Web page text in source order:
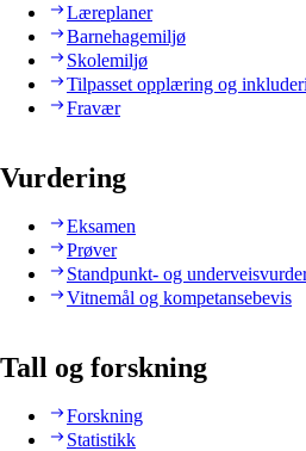
Læreplaner
Barnehagemiljø
Skolemiljø
Tilpasset opplæring og
Fravær
Vurdering
Eksamen
Prøver
Standpunkt- og
Vitnemål og kompetansebevis
Tall og forskning
Forskning
Statistikk